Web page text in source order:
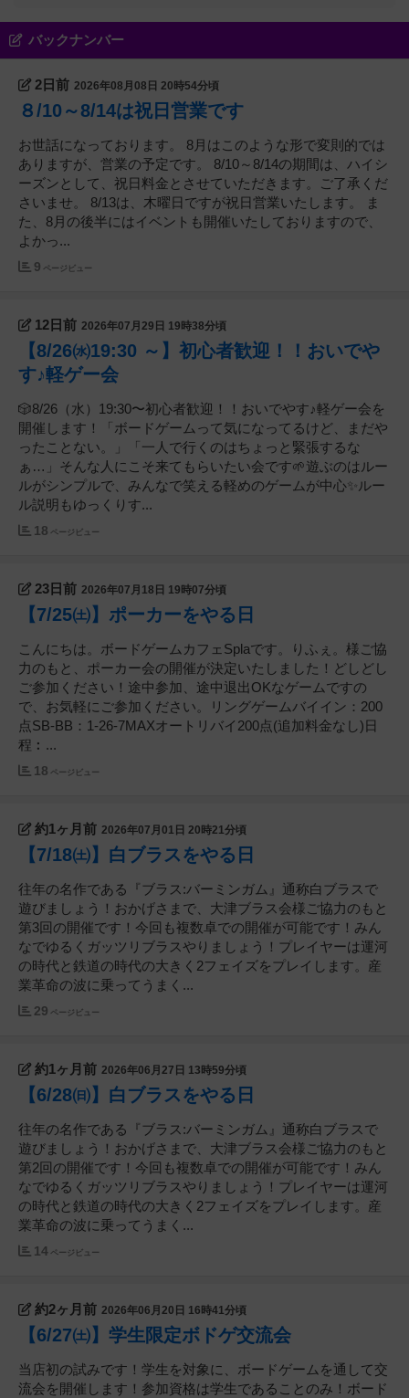
バックナンバー
2日前 2026年08月08日 20時54分頃
８/10～8/14は祝日営業です
お世話になっております。 8月はこのような形で変則的では
ありますが、営業の予定です。 8/10～8/14の期間は、ハイシ
ーズンとして、祝日料金とさせていただきます。ご了承くだ
さいませ。 8/13は、木曜日ですが祝日営業いたします。 ま
た、8月の後半にはイベントも開催いたしておりますので、
よかっ...
9 ページビュー
12日前 2026年07月29日 19時38分頃
【8/26㈬19:30 ～】初心者歓迎！！おいでや
す♪軽ゲー会
🎲8/26（水）19:30〜初心者歓迎！！おいでやす♪軽ゲー会を
開催します！「ボードゲームって気になってるけど、まだや
ったことない。」「一人で行くのはちょっと緊張するな
ぁ…」そんな人にこそ来てもらいたい会です🌱遊ぶのはルー
ルがシンプルで、みんなで笑える軽めのゲームが中心✨ルー
ル説明もゆっくりす...
18 ページビュー
23日前 2026年07月18日 19時07分頃
【7/25㈯】ポーカーをやる日
こんにちは。ボードゲームカフェSplaです。りふぇ。様ご協
力のもと、ポーカー会の開催が決定いたしました！どしどし
ご参加ください！途中参加、途中退出OKなゲームですの
で、お気軽にご参加ください。リングゲームバイイン：200
点SB-BB：1-26-7MAXオートリバイ200点(追加料金なし)日
程︰...
18 ページビュー
約1ヶ月前 2026年07月01日 20時21分頃
【7/18㈯】白ブラスをやる日
往年の名作である『ブラス:バーミンガム』通称白ブラスで
遊びましょう！おかげさまで、大津ブラス会様ご協力のもと
第3回の開催です！今回も複数卓での開催が可能です！みん
なでゆるくガッツリブラスやりましょう！プレイヤーは運河
の時代と鉄道の時代の大きく2フェイズをプレイします。産
業革命の波に乗ってうまく...
29 ページビュー
約1ヶ月前 2026年06月27日 13時59分頃
【6/28㈰】白ブラスをやる日
往年の名作である『ブラス:バーミンガム』通称白ブラスで
遊びましょう！おかげさまで、大津ブラス会様ご協力のもと
第2回の開催です！今回も複数卓での開催が可能です！みん
なでゆるくガッツリブラスやりましょう！プレイヤーは運河
の時代と鉄道の時代の大きく2フェイズをプレイします。産
業革命の波に乗ってうまく...
14 ページビュー
約2ヶ月前 2026年06月20日 16時41分頃
【6/27㈯】学生限定ボドゲ交流会
当店初の試みです！学生を対象に、ボードゲームを通して交
流会を開催します！参加資格は学生であることのみ！ボード